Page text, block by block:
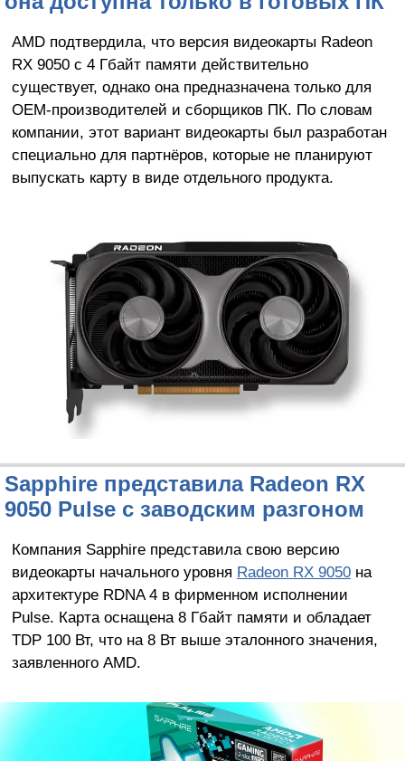
AMD подтвердила, что версия видеокарты Radeon
RX 9050 с 4 Гбайт памяти действительно
существует, однако она предназначена только для
OEM-производителей и сборщиков ПК. По словам
компании, этот вариант видеокарты был разработан
специально для партнёров, которые не планируют
выпускать карту в виде отдельного продукта.
Sapphire представила Radeon RX
9050 Pulse с заводским разгоном
Компания Sapphire представила свою версию
видеокарты начального уровня Radeon RX 9050на
архитектуре RDNA 4 в фирменном исполнении
Pulse. Карта оснащена 8 Гбайт памяти и обладает
TDP 100 Вт, что на 8 Вт выше эталонного значения,
заявленного AMD.